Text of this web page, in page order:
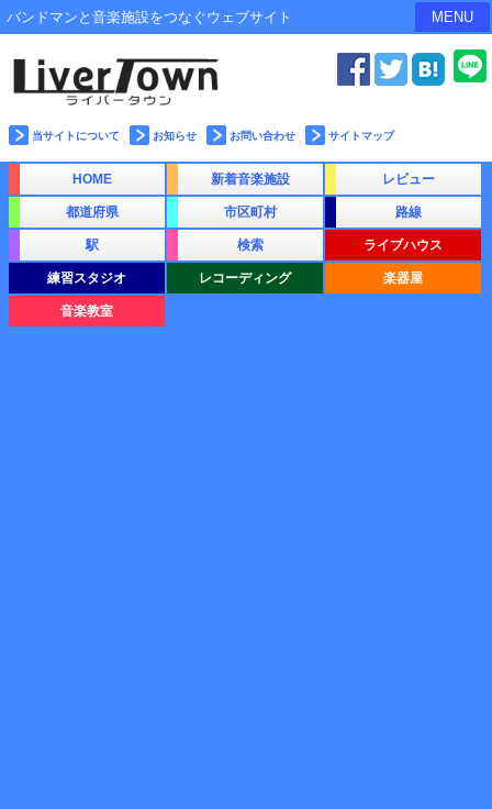
バンドマンと音楽施設をつなぐウェブサイト MENU
当サイトについて お知らせ お問い合わせ サイトマップ
HOME 新着音楽施設 レビュー
都道府県 市区町村 路線
駅 検索 ライブハウス
練習スタジオ レコーディング 楽器屋
音楽教室